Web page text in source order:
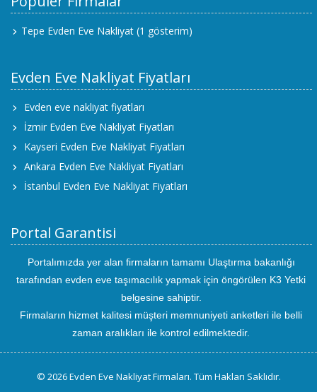
Tepe Evden Eve Nakliyat (1 gösterim)
Evden Eve Nakliyat Fiyatları
Evden eve nakliyat fiyatları
İzmir Evden Eve Nakliyat Fiyatları
Kayseri Evden Eve Nakliyat Fiyatları
Ankara Evden Eve Nakliyat Fiyatları
İstanbul Evden Eve Nakliyat Fiyatları
Portal Garantisi
Portalımızda yer alan firmaların tamamı Ulaştırma bakanlığı
tarafından evden eve taşımacılık yapmak için öngörülen K3 Yetki
belgesine sahiptir.
Firmaların hizmet kalitesi müşteri memnuniyeti anketleri ile belli
zaman aralıkları ile kontrol edilmektedir.
© 2026 Evden Eve Nakliyat Firmaları. Tüm Hakları Saklıdır.